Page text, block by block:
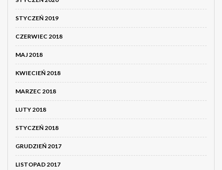
STYCZEŃ 2019
CZERWIEC 2018
MAJ 2018
KWIECIEŃ 2018
MARZEC 2018
LUTY 2018
STYCZEŃ 2018
GRUDZIEŃ 2017
LISTOPAD 2017